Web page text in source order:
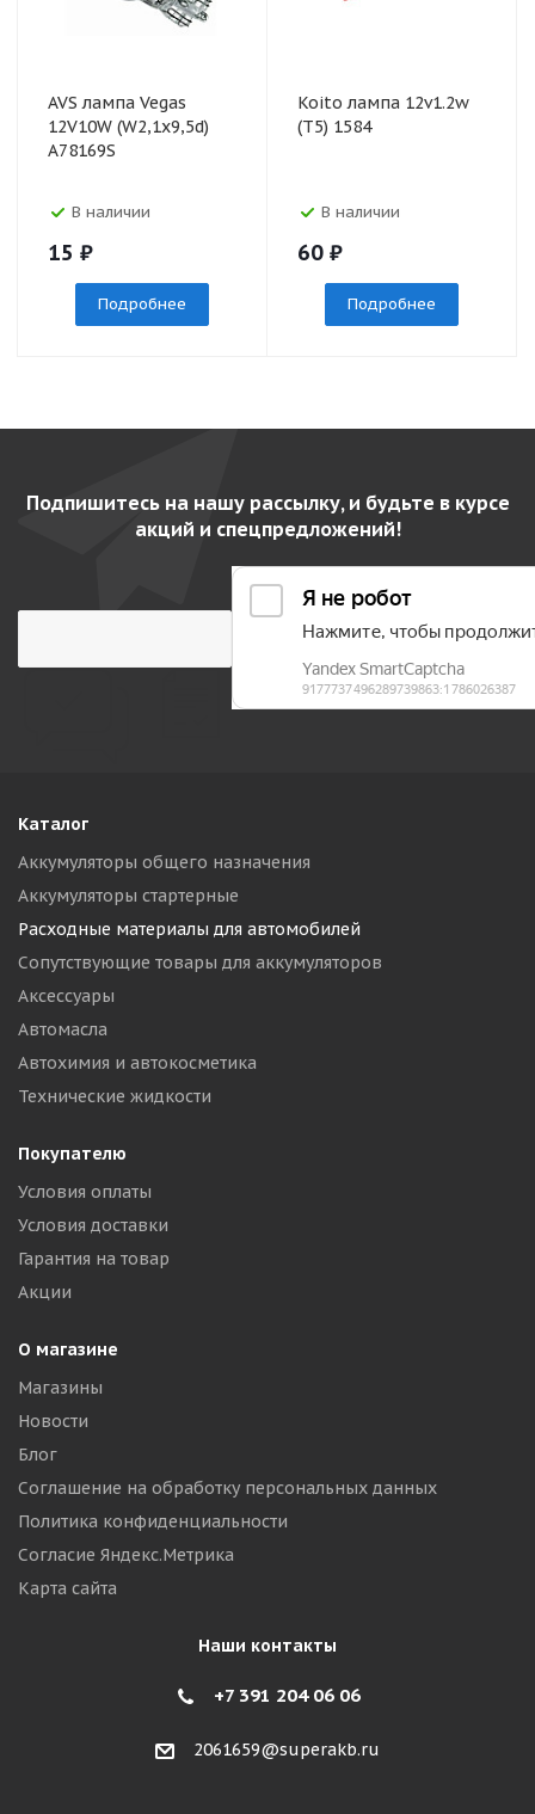
AVS лампа Vegas
12V10W (W2,1х9,5d)
A78169S
В наличии
15 ₽
Подробнее
Koito лампа 12v1.2w
(T5) 1584
В наличии
60 ₽
Подробнее
Подпишитесь на нашу рассылку, и будьте в курсе
акций и спецпредложений!
Каталог
Аккумуляторы общего назначения
Аккумуляторы стартерные
Расходные материалы для автомобилей
Сопутствующие товары для аккумуляторов
Аксессуары
Автомасла
Автохимия и автокосметика
Технические жидкости
Покупателю
Условия оплаты
Условия доставки
Гарантия на товар
Акции
О магазине
Магазины
Новости
Блог
Соглашение на обработку персональных данных
Политика конфиденциальности
Согласие Яндекс.Метрика
Карта сайта
Наши контакты
+7 391 204 06 06
2061659@superakb.ru